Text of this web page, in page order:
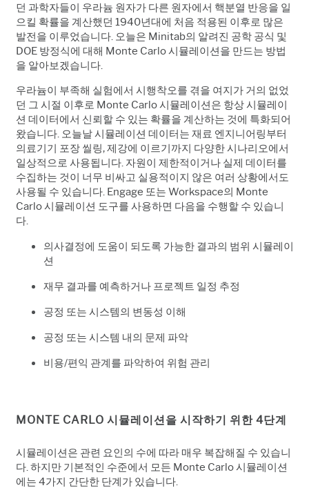
던 과학자들이 우라늄 원자가 다른 원자에서 핵분열 반응을 일
으킬 확률을 계산했던 1940년대에 처음 적용된 이후로 많은
발전을 이루었습니다. 오늘은 Minitab의 알려진 공학 공식 및
DOE 방정식에 대해 Monte Carlo 시뮬레이션을 만드는 방법
을 알아보겠습니다.
우라늄이 부족해 실험에서 시행착오를 겪을 여지가 거의 없었
던 그 시절 이후로 Monte Carlo시뮬레이션은 항상시뮬레이
션 데이터에서 신뢰할 수 있는 확률을 계산하는 것에 특화되어
왔습니다 오늘날시뮬레이션 데이터는 재료 엔지니어링부터
의료기기 포장 씰링,제강에 이르기까지 다양한시나리오에서
일상적으로 사용됩니다 자원이 제한적이거나 실제 데이터를
수집하는 것이 너무 비싸고 실용적이지 않은 여러 상황에서도
사용될 수 있습니다 . Engage 또는 Workspace의 Monte
Carlo시뮬레이션 도구를 사용하면 다음을 수행할 수 있습니
다
의사결정에 도움이 되도록 가능한 결과의 범위 시뮬레이
션
재무 결과를 예측하거나 프로젝트 일정 추정
공정 또는 시스템의 변동성 이해
공정 또는 시스템 내의 문제 파악
비용/편익 관계를 파악하여 위험 관리
MONTE CARLO 시뮬레이션을 시작하기 위한 4단계
시뮬레이션은 관련 요인의 수에 따라 매우 복잡해질 수 있습니
다. 하지만 기본적인 수준에서 모든 Monte Carlo 시뮬레이션
에는 4가지 간단한 단계가 있습니다.